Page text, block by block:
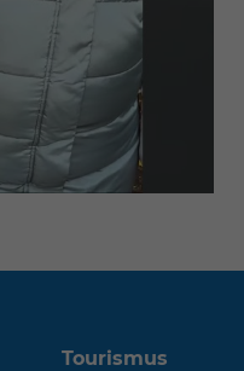
Tourismus